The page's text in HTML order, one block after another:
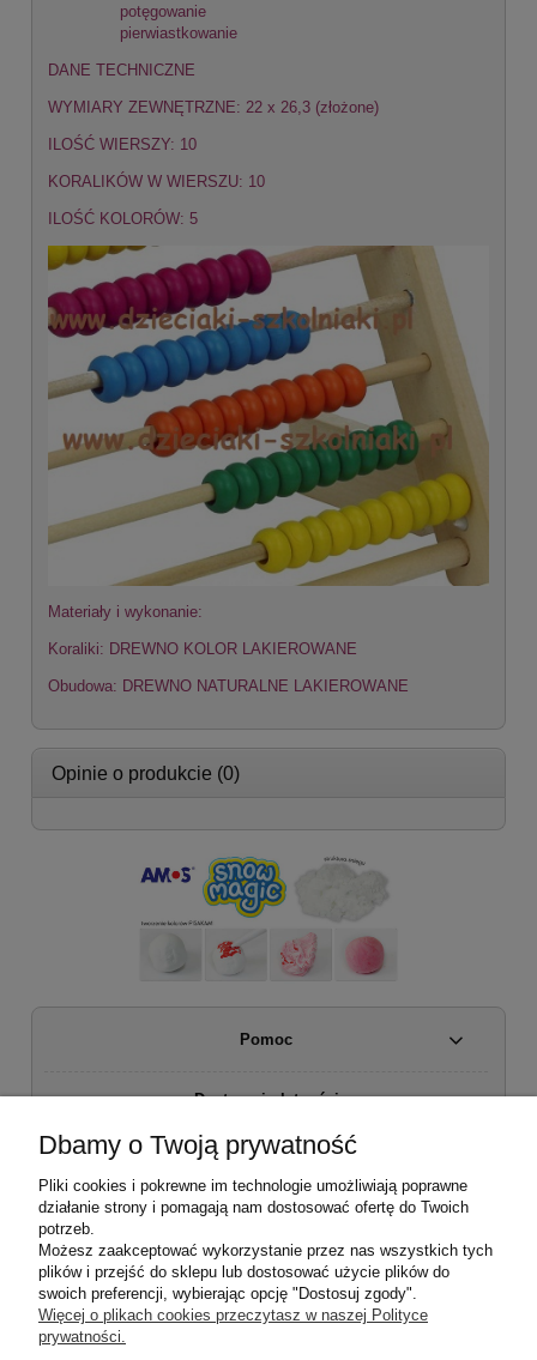
potęgowanie
pierwiastkowanie
DANE TECHNICZNE
WYMIARY ZEWNĘTRZNE: 22 x 26,3 (złożone)
ILOŚĆ WIERSZY: 10
KORALIKÓW W WIERSZU: 10
ILOŚĆ KOLORÓW: 5
Materiały i wykonanie:
Koraliki: DREWNO KOLOR LAKIEROWANE
Obudowa: DREWNO NATURALNE LAKIEROWANE
Opinie o produkcie (0)
Pomoc
Dostawa i płatności
Moje konto
Regulamin sklepu
Zwroty i reklamacje
Dbamy o Twoją prywatność
Pliki cookies i pokrewne im technologie umożliwiają poprawne
działanie strony i pomagają nam dostosować ofertę do Twoich
potrzeb.
Możesz zaakceptować wykorzystanie przez nas wszystkich tych
plików i przejść do sklepu lub dostosować użycie plików do
swoich preferencji, wybierając opcję "Dostosuj zgody".
Więcej o plikach cookies przeczytasz w naszej Polityce
prywatności.